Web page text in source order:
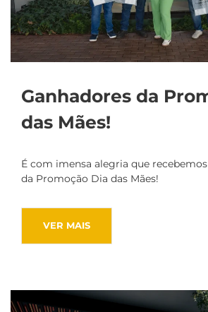
Ganhadores da
das Mães!
É com imensa alegria que
da Promoção Dia das Mães!
VER MAIS